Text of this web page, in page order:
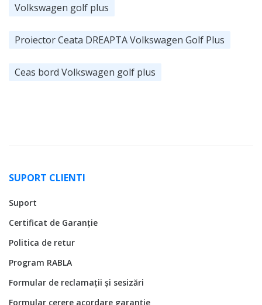
Volkswagen golf plus
Proiector Ceata DREAPTA Volkswagen Golf Plus
Ceas bord Volkswagen golf plus
SUPORT CLIENTI
Suport
Certificat de Garanție
Politica de retur
Program RABLA
Formular de reclamații și sesizări
Formular cerere acordare garanție